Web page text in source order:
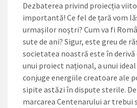
Dezbaterea privind proiecția
importantă! Ce fel de țară vom
urmașilor noștri? Cum va fi
sute de ani? Sigur, este greu de
societatea noastră este în derivă
unui pro­iect național, a unui
conjuge energiile crea­toare ale
sipite astăzi în dispute sterile. De
marcarea Centenarului ar trebui